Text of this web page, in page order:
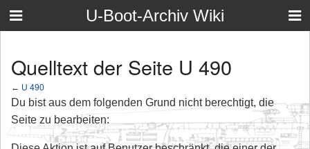
U-Boot-Archiv Wiki
Quelltext der Seite U 490
← U 490
Du bist aus dem folgenden Grund nicht berechtigt, die
Seite zu bearbeiten: